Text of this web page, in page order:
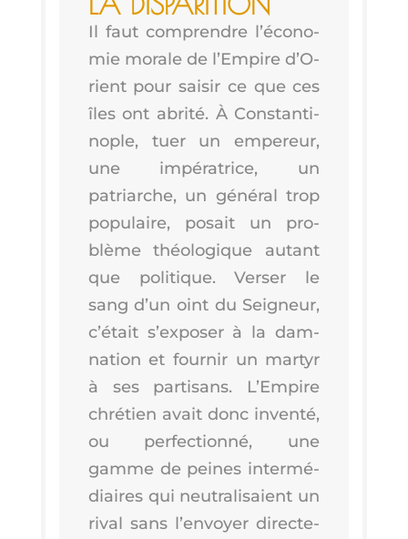
Il faut com­prendre l’é­co­no­
mie morale de l’Em­pire d’O­
rient pour sai­sir ce que ces
îles ont abri­té. À Constan­ti­
nople, tuer un empe­reur,
une impé­ra­trice, un
patriarche, un géné­ral trop
popu­laire, posait un pro­
blème théo­lo­gique autant
que poli­tique. Ver­ser le
sang d’un oint du Sei­gneur,
c’é­tait s’ex­po­ser à la dam­
na­tion et four­nir un mar­tyr
à ses par­ti­sans. L’Em­pire
chré­tien avait donc inven­té,
ou per­fec­tion­né, une
gamme de peines inter­mé­
diaires qui neu­tra­li­saient un
rival sans l’en­voyer direc­te­